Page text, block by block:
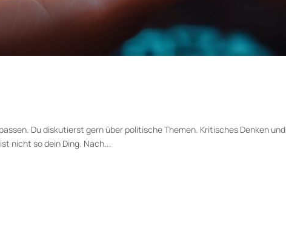
Du diskutierst gern über politische Themen. Kritisches Denken und
nicht so dein Ding. Nach...